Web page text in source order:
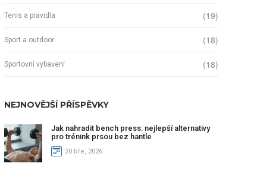
Tenis a pravidla (19)
Sport a outdoor (18)
Sportovní vybavení (18)
NEJNOVĚJŠÍ PŘÍSPĚVKY
Jak nahradit bench press: nejlepší alternativy
pro trénink prsou bez hantle
20 bře, 2026